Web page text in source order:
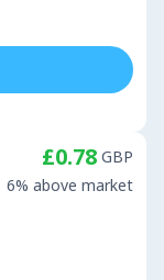
£0.78 GBP
6% above market